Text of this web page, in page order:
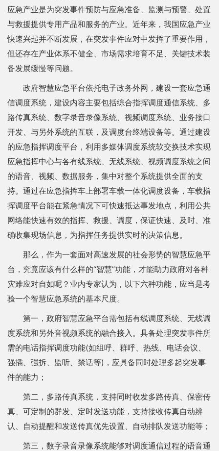
应急产业是为突发事件预防与应急准备、监测与预警、处置
与救援提供专用产品和服务的产业。近年来，我国应急产业
快速兴起并不断发展，在突发事件应对中发挥了重要作用，
但还存在产业体系不健全、市场需求培育不足、关键技术装
备发展缓慢等问题。
政府智慧应急平台依托电子政务外网，建设一套应急通
信调度系统，建设内容主要包括综合指挥调度通信系统、多
路传真系统、数字录音录像系统、视频调度系统、业务接口
开发、与另外系统的互联，及调度台终端设备等。通过建设
的应急指挥调度平台，利用多媒体调度系统软交换技术实现
应急指挥中心与各有线系统、无线系统、视频调度系统之间
的语音、视频、数据服务，集中对整个系统提供全面的支
持。通过在应急指挥车上部署车载一体化调度设备，车载指
挥调度平台能在紧急情况下可快速抵达事发地点，利用公共
网络能快速有效的指挥、救援、调度，保证快速、及时、准
确收集现场信息，为指挥任务提供实时的决策信息。
那么，作为一套面对高速发展的社会形势的智慧应急平
台，究竟应该有什么样的“智慧”功能，才能助力政府对各种
灾难应对自如呢？业内专家认为，以下六种功能，应当是考
验一个智慧应急系统的基本尺度。
第一，政府智慧应急平台需包括有线调度系统、无线调
度系统和另外音视频系统的融合接入。具备处理突发事件所
需的电话指挥调度功能(如组呼、群呼、热线、电话会议、
强插、强拆、监听、禁话等)，应具备同时处理多起突发事
件的能力；
第二，多路传真系统，支持同时收发多路传真、保密传
真、可定制的群发、定时发送功能，支持接收传真自动辨
认、自动提醒和发送传真优先设置、自动排队发送功能等；
第三，数字录音录像系统能够对调度通信过程的语音通